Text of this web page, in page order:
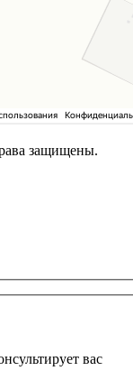
защищены.
вас